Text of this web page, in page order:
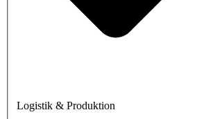
Logistik & Produktion